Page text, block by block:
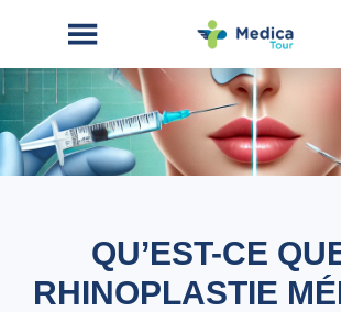
CHIRURGIE
QU’EST-CE
RHINOPLASTIE